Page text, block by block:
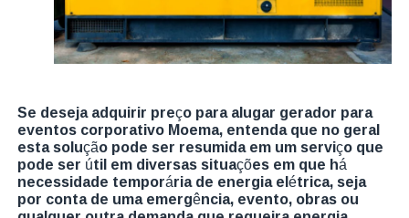
Se deseja adquirir preço para alugar gerador para
eventos corporativo Moema, entenda que no geral
esta solução pode ser resumida em um serviço que
pode ser útil em diversas situações em que há
necessidade temporária de energia elétrica, seja
por conta de uma emergência, evento, obras ou